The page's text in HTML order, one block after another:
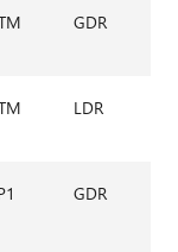
GDR
LDR
GDR